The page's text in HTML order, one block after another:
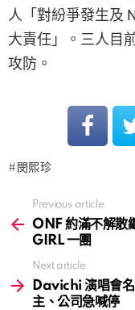
人「對紛爭發生及
大責任」。三人目
攻防。
閔熙珍
more
Previous article
ONF 約滿不解散
GIRL 一團
Next article
Davichi 演唱會
主、公司急喊停